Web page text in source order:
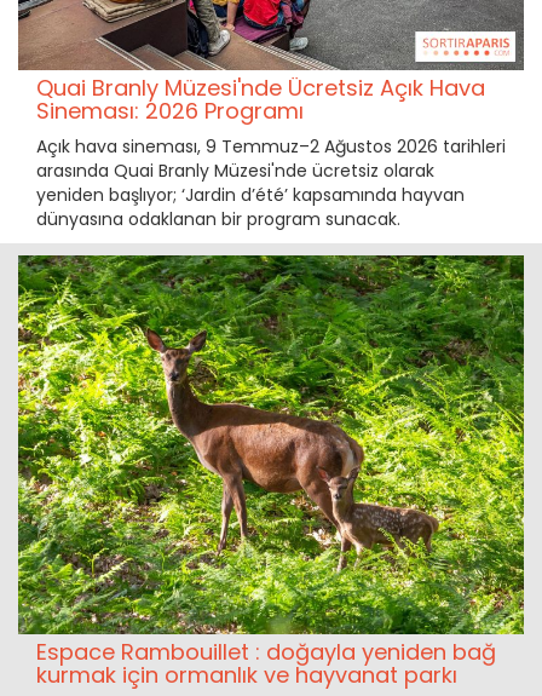
Quai Branly Müzesi'nde Ücretsiz Açık Hava
Sineması: 2026 Programı
Açık hava sineması, 9 Temmuz–2 Ağustos 2026 tarihleri
arasında Quai Branly Müzesi'nde ücretsiz olarak
yeniden başlıyor; ‘Jardin d’été’ kapsamında hayvan
dünyasına odaklanan bir program sunacak.
Espace Rambouillet : doğayla yeniden bağ
kurmak için ormanlık ve hayvanat parkı